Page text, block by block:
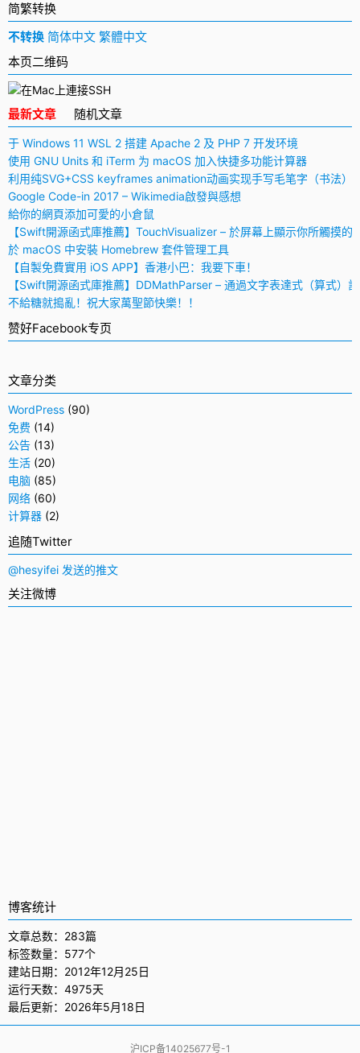
简繁转换
不转换 简体中文 繁體中文
本页二维码
最新文章 随机文章
于 Windows 11 WSL 2 搭建 Apache 2 及 PHP 7 开发环境
使用 GNU Units 和 iTerm 为 macOS 加入快捷多功能计算器
利用纯SVG+CSS keyframes animation动画实现手写毛笔字（书法）
Google Code-in 2017 – Wikimedia啟發與感想
給你的網頁添加可愛的小倉鼠
【Swift開源函式庫推薦】TouchVisualizer – 於屏幕上顯示你所觸摸的
於 macOS 中安裝 Homebrew 套件管理工具
【自製免費實用 iOS APP】香港小巴：我要下車！
【Swift開源函式庫推薦】DDMathParser – 通過文字表達式（算式）
不給糖就搗亂！祝大家萬聖節快樂！！
赞好Facebook专页
文章分类
WordPress (90)
免费 (14)
公告 (13)
生活 (20)
电脑 (85)
网络 (60)
计算器 (2)
追随Twitter
@hesyifei 发送的推文
关注微博
博客统计
文章总数：283篇
标签数量：577个
建站日期：2012年12月25日
运行天数：4975天
最后更新：2026年5月18日
沪ICP备14025677号-1